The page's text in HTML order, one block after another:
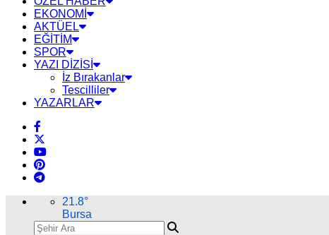
EKONOMİ
AKTÜEL
EĞİTİM
SPOR
YAZI DİZİSİ
İz Bırakanlar
Tescilliler
YAZARLAR
21.8°
Bursa